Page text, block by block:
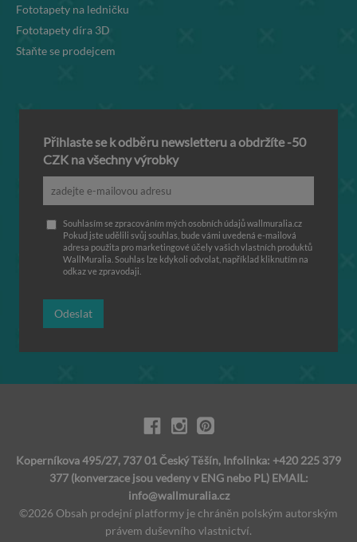
Fototapety na ledničku
Fototapety díra 3D
Staňte se prodejcem
Přihlaste se k odběru newsletteru a obdržíte -50
CZK na všechny výrobky
Souhlasím se zpracováním mých osobních údajů wallmuralia.cz
Pokud jste udělili svůj souhlas, bude vámi uvedená e-mailová
adresa použita pro marketingové účely vašich vlastních produktů
WallMuralia. Souhlas lze kdykoli odvolat, například kliknutím na
odkaz ve zpravodaji.
Odeslat
Koperníkova 495/27, 737 01 Český Těšín, Infolinka: +420 225 379
377 (konverzace jsou vedeny v ENG nebo PL) EMAIL:
info@wallmuralia.cz
©2026 Obsah prodejní platformy je chráněn polským autorským
právem duševního vlastnictví.